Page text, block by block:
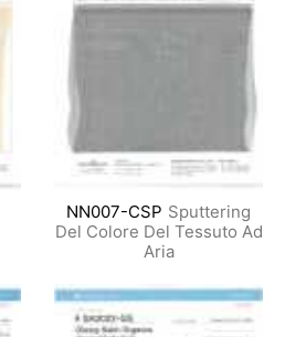
NN007-CSP Sputtering
Del Colore Del Tessuto Ad
Aria